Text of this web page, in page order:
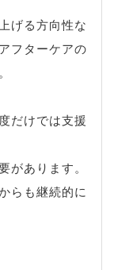
げる方向性な
フターケアの
だけでは支援
があります。
らも継続的に